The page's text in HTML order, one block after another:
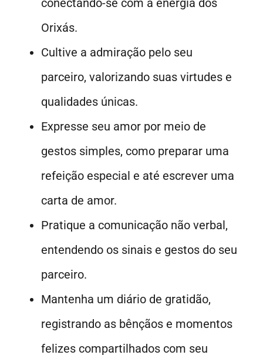
conectando-se com a energia dos
Orixás.
Cultive a admiração pelo seu
parceiro, valorizando suas virtudes e
qualidades únicas.
Expresse seu amor por meio de
gestos simples, como preparar uma
refeição especial e até escrever uma
carta de amor.
Pratique a comunicação não verbal,
entendendo os sinais e gestos do seu
parceiro.
Mantenha um diário de gratidão,
registrando as bênçãos e momentos
felizes compartilhados com seu